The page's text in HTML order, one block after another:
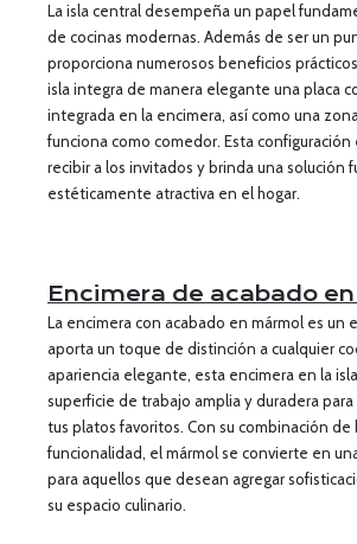
La isla central desempeña un papel
de cocinas modernas. Además de ser un
proporciona numerosos beneficios
isla integra de manera elegante una placa
integrada en la encimera, así como una
funciona como comedor. Esta configuración
recibir a los invitados y brinda una solución
estéticamente atractiva en el hogar.
Encimera de acabado
La encimera con acabado en mármol es un
aporta un toque de distinción a cualquier
apariencia elegante, esta encimera en la
superficie de trabajo amplia y duradera
tus platos favoritos. Con su combinación
funcionalidad, el mármol se convierte en
para aquellos que desean agregar
su espacio culinario.